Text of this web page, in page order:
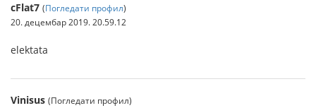
cFlat7 (Погледати профил)
20. децембар 2019. 20.59.12
elektata
Vinisus (Погледати профил)